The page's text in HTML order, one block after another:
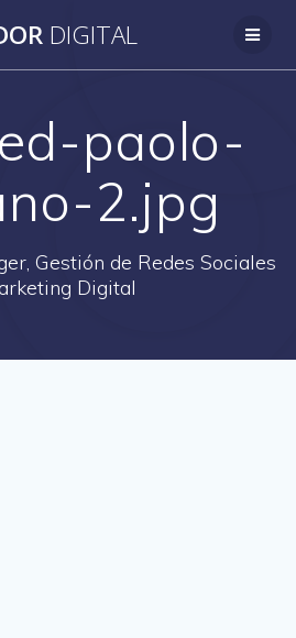
al
DIGITAL
paolo-
2.jpg
Gestión de Redes Sociales
Digital